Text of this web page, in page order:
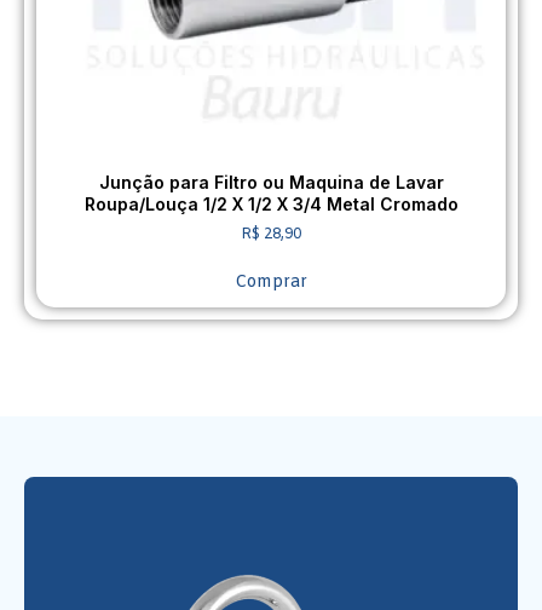
Junção para Filtro ou Maquina de Lavar
Roupa/Louça 1/2 X 1/2 X 3/4 Metal Cromado
R$ 28,90
Comprar